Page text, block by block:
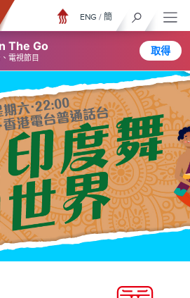
The Go
電視節目
取得
ENG / 簡